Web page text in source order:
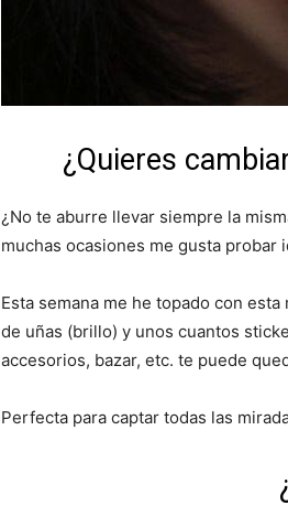
¿Quieres
¿No te aburre llevar siempre la
muchas ocasiones me gusta
Esta semana me he topado con
de uñas (brillo) y unos cuantos
accesorios, bazar, etc. te puede
Perfecta para captar todas las